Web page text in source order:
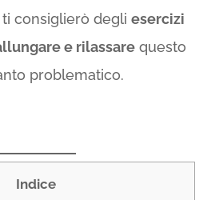
consiglierò degli esercizi
e rilassarequesto
problematico.
Indice